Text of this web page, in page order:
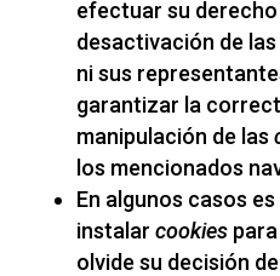
efectuar su
desactivación de
ni sus
garantizar la
manipulación de las
los mencionados
En algunos casos
instalar cookiespara
olvide su decisión